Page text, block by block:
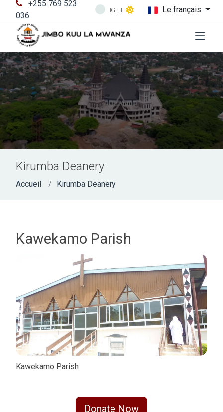
+255 769 523
036
LIGHT Le français
Kirumba Deanery
Accueil Kirumba Deanery
Kawekamo Parish
Kawekamo Parish
Donate Now